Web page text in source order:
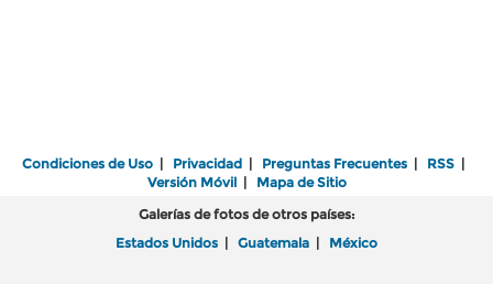
Condiciones de Uso | Privacidad | Preguntas Frecuentes | RSS |
Versión Móvil| Mapa de Sitio
Galerías de fotos de otros países:
Estados Unidos | Guatemala | México